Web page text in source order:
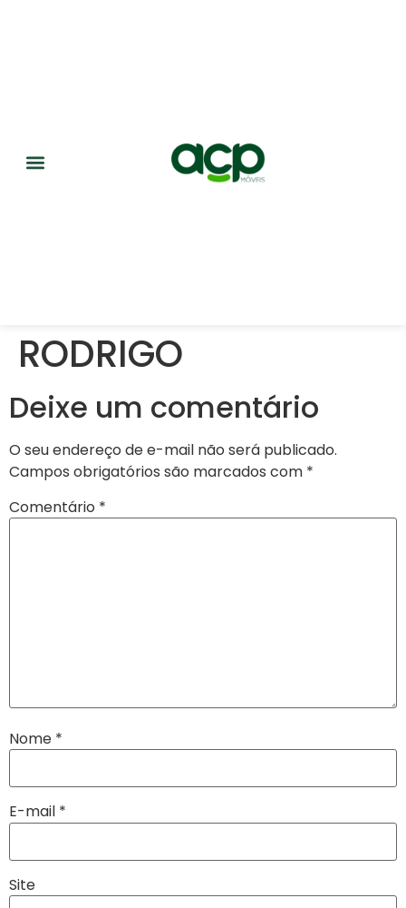
RODRIGO
Deixe um comentário
O seu endereço de e-mail não será publicado.
Campos obrigatórios são marcados com *
Comentário *
Nome *
E-mail *
Site